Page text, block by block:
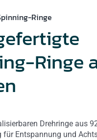
Ringe
Ringe
Drehringe aus
für Entspannung und